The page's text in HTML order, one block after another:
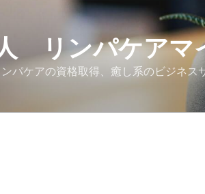
リンパケアマ
パケアの資格取得、癒し系のビジネス